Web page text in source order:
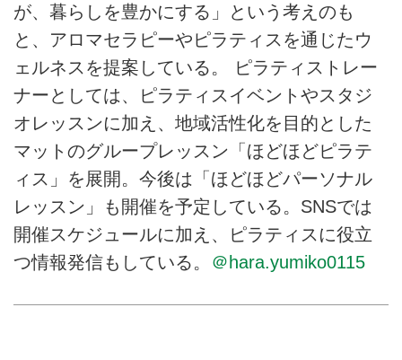
が、暮らしを豊かにする」という考えのも
と、アロマセラピーやピラティスを通じたウ
ェルネスを提案している。 ピラティストレー
ナーとしては、ピラティスイベントやスタジ
オレッスンに加え、地域活性化を目的とした
マットのグループレッスン「ほどほどピラテ
ィス」を展開。今後は「ほどほどパーソナル
レッスン」も開催を予定している。SNSでは
開催スケジュールに加え、ピラティスに役立
つ情報発信もしている。 ＠hara.yumiko0115